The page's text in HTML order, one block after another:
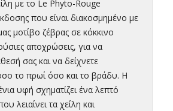
με το Le Phyto-Rouge
που είναι διακοσμημένο με
μοτίβο ζέβρας σε κόκκινο
αποχρώσεις, για να
σας και να δείχνετε
το πρωί όσο και το βράδυ. Η
υφή σχηματίζει ένα λεπτό
λειαίνει τα χείλη και